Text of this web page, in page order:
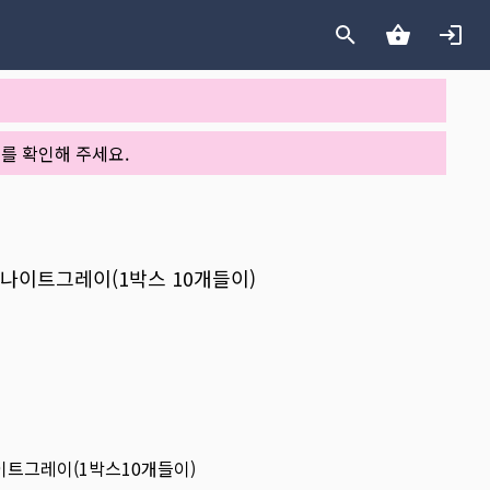
확인해 주세요.
이트그레이(1박스 10개들이)
그레이(1박스10개들이)